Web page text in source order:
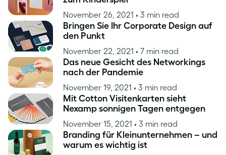
November 26, 2021 • 3 min read
Bringen Sie Ihr Corporate Design auf
den Punkt
November 22, 2021 • 7 min read
Das neue Gesicht des Networkings
nach der Pandemie
November 19, 2021 • 3 min read
Mit Cotton Visitenkarten sieht
Nexamp sonnigen Tagen entgegen
November 15, 2021 • 3 min read
Branding für Kleinunternehmen – und
warum es wichtig ist